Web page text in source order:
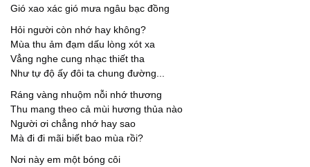
Gió xao xác gió mưa ngâu bạc đồng
Hỏi người còn nhớ hay không?
Mùa thu ảm đạm dấu lòng xót xa
Vẳng nghe cung nhạc thiết tha
Như tự độ ấy đôi ta chung đường...
Ráng vàng nhuộm nỗi nhớ thương
Thu mang theo cả mùi hương thủa nào
Người ơi chẳng nhớ hay sao
Mà đi đi mãi biết bao mùa rồi?
Nơi này em một bóng côi